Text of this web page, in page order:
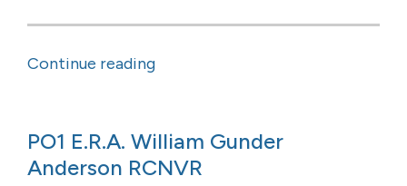
Continue reading
PO1 E.R.A. William Gunder
Anderson RCNVR